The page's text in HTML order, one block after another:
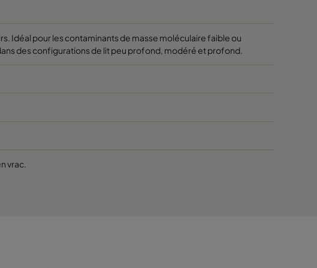
Idéal pour les contaminants de masse moléculaire faible ou
des configurations de lit peu profond, modéré et profond.
vrac.